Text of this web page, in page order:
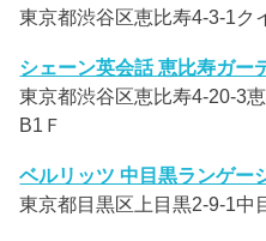
東京都渋谷区恵比寿4-3-1ク
シェーン英会話 恵比寿ガー
東京都渋谷区恵比寿4-20-3
B1Ｆ
ベルリッツ 中目黒ランゲー
東京都目黒区上目黒2-9-1中